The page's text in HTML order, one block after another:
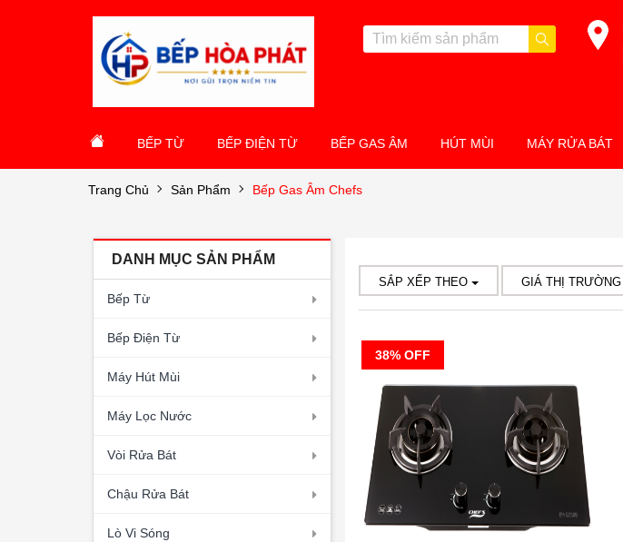
BẾP TỪ BẾP ĐIỆN TỪ BẾP GAS ÂM HÚT MÙI MÁY RỬA BÁT
Trang Chủ Sản Phẩm Bếp Gas Âm Chefs
DANH MỤC SẢN PHẨM
Bếp Từ
Bếp Điện Từ
Máy Hút Mùi
Máy Lọc Nước
Vòi Rửa Bát
Chậu Rửa Bát
Lò Vi Sóng
SẮP XẾP THEO GIÁ THỊ TRƯỜNG
38% OFF